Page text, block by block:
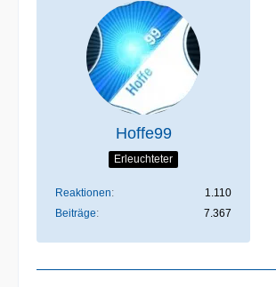
Hoffe99
Erleuchteter
Reaktionen
1.110
Beiträge
7.367